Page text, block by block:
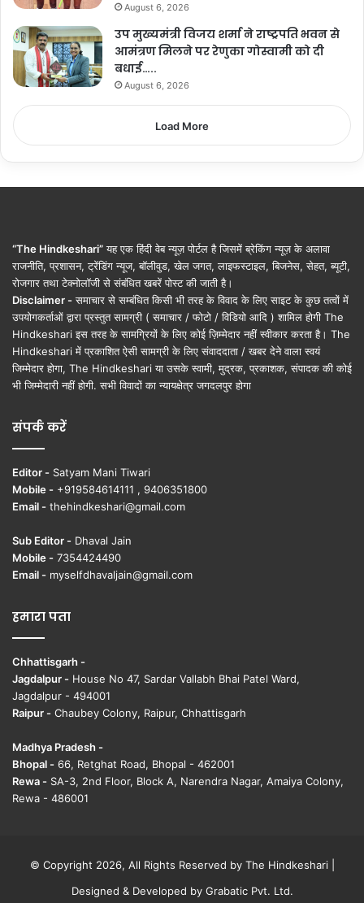
August 6, 2026
उप मुख्यमंत्री विजय शर्मा ने राष्ट्रपति भवन से
आमंत्रण मिलने पर रेणुका गोस्वामी को दी
बधाई…..
August 6, 2026
Load More
“The Hindkeshari”यह एक हिंदी वेब न्यूज़ पोर्टल है जिसमें ब्रेकिंग न्यूज़ के अलावा
राजनीति, प्रशासन, ट्रेंडिंग न्यूज, बॉलीवुड, खेल जगत, लाइफस्टाइल, बिजनेस, सेहत, ब्यूटी,
रोजगार तथा टेक्नोलॉजी से संबंधित खबरें पोस्ट की जाती है।
Disclaimer - समाचार से सम्बंधित किसी भी तरह के विवाद के लिए साइट के कुछ तत्वों में
उपयोगकर्ताओं द्वारा प्रस्तुत सामग्री ( समाचार / फोटो / विडियो आदि ) शामिल होगी The
Hindkeshari इस तरह के सामग्रियों के लिए कोई ज़िम्मेदार नहीं स्वीकार करता है। The
Hindkeshari में प्रकाशित ऐसी सामग्री के लिए संवाददाता / खबर देने वाला स्वयं
जिम्मेदार होगा, The Hindkeshari या उसके स्वामी, मुद्रक, प्रकाशक, संपादक की कोई
भी जिम्मेदारी नहीं होगी. सभी विवादों का न्यायक्षेत्र जगदलपुर होगा
संपर्क करें
Editor - Satyam Mani Tiwari
Mobile - +919584614111 , 9406351800
Email - thehindkeshari@gmail.com
Sub Editor - Dhaval Jain
Mobile - 7354424490
Email - myselfdhavaljain@gmail.com
हमारा पता
Chhattisgarh -
Jagdalpur - House No 47, Sardar Vallabh Bhai Patel Ward,
Jagdalpur - 494001
Raipur - Chaubey Colony, Raipur, Chhattisgarh
Madhya Pradesh -
Bhopal - 66, Retghat Road, Bhopal - 462001
Rewa - SA-3, 2nd Floor, Block A, Narendra Nagar, Amaiya Colony,
Rewa - 486001
© Copyright 2026, All Rights Reserved by The Hindkeshari |
Designed & Developed by Grabatic Pvt. Ltd.